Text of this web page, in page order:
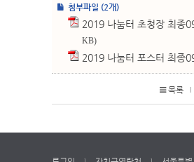
첨부파일 (2개)
2019 나눔터 초청장 최종
KB)
2019 나눔터 포스터 최종
목록 l